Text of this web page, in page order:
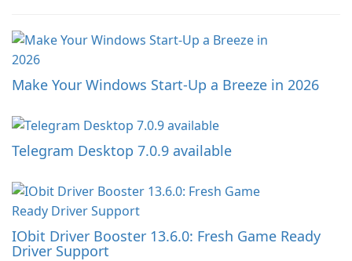
Make Your Windows Start-Up a Breeze in 2026
Telegram Desktop 7.0.9 available
IObit Driver Booster 13.6.0: Fresh Game Ready
Driver Support